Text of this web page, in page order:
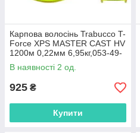
Карпова волосінь Trabucco T-
Force XPS MASTER CAST HV
1200м 0,22мм 6,95кг,053-49-
922
В наявності 2 од.
925 ₴
Купити